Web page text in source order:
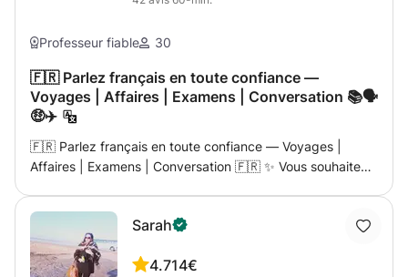
Professeur fiable 30
🇫🇷 Parlez français en toute confiance —
Voyages | Affaires | Examens | Conversation 📚🗣️
🤑✈️
🇫🇷 Parlez français en toute confiance — Voyages |
Affaires | Examens | Conversation 🇫🇷 ✨ Vous souhaitez
un professeur de français qualifié et expérimenté qui vous
guidera étape par étape pour parler en toute confiance,
que vous vous prépariez pour un voyage, un examen ou
Sarah
4.714€